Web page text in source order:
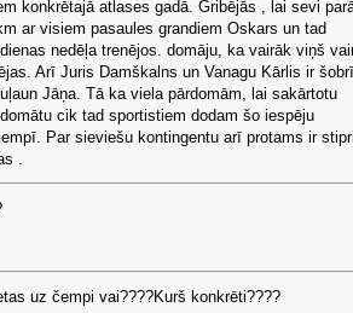
konkrētajā atlases gadā. Gribējās , lai sevi
ar visiem pasaules grandiem Oskars un tad
nedēļa trenējos. domāju, ka vairāk viņš
Arī Juris Damškalns un Vanagu Kārlis ir
Jāņa. Tā ka viela pārdomām, lai sakārtotu
cik tad sportistiem dodam šo iespēju
Par sieviešu kontingentu arī protams ir
.
uz čempi vai????Kurš konkrēti????